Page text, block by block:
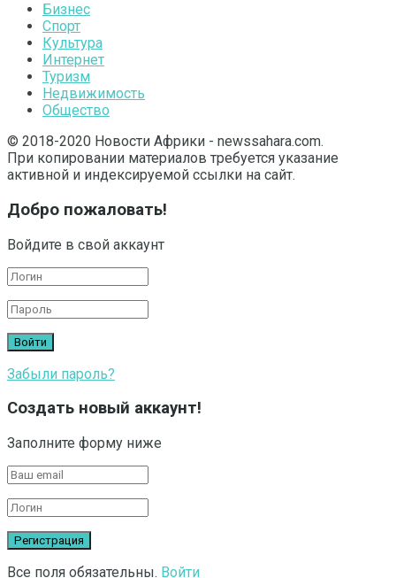
Бизнес
Спорт
Культура
Интернет
Туризм
Недвижимость
Общество
© 2018-2020 Новости Африки - newssahara.com.
При копировании материалов требуется указание
активной и индексируемой ссылки на сайт.
Добро пожаловать!
Войдите в свой аккаунт
Забыли пароль?
Создать новый аккаунт!
Заполните форму ниже
Все поля обязательны. Войти